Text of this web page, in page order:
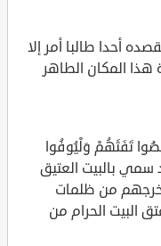
أحدا طالبا أمر إلا
المكان الطاهر
تَفَثَهُمْ وَلْيُوفُوا
سمي بالبيت العتيق
من ظلمات
البيت الحرام من